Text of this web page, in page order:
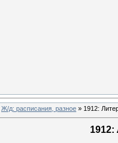
Ж/д: расписания, разное » 1912: